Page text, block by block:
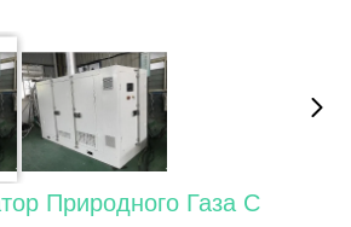
Природного Газа С